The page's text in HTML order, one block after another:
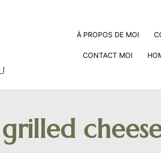
À PROPOS DE MOI
CONTACT MOI